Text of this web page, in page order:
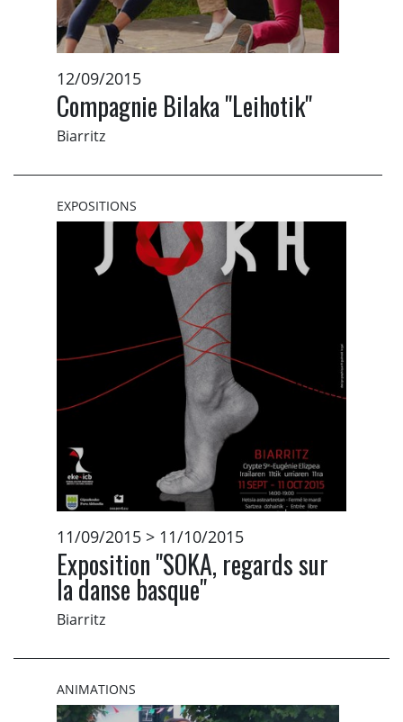
12/09/2015
Compagnie Bilaka "Leihotik"
Biarritz
EXPOSITIONS
11/09/2015 > 11/10/2015
Exposition "SOKA, regards sur
la danse basque"
Biarritz
ANIMATIONS